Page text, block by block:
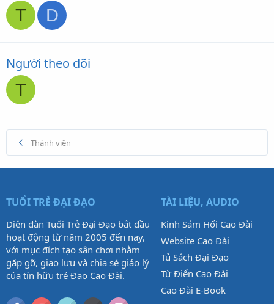
T D
Người theo dõi
T
Thành viên
TUỔI TRẺ ĐẠI ĐẠO
Diễn đàn Tuổi Trẻ Đại Đạo bắt đầu
hoạt động từ năm 2005 đến nay,
với mục đích tạo sân chơi nhằm
gặp gỡ, giao lưu và chia sẻ giáo lý
của tín hữu trẻ Đạo Cao Đài.
TÀI LIỆU, AUDIO
Kinh Sám Hối Cao Đài
Website Cao Đài
Tủ Sách Đại Đạo
Từ Điển Cao Đài
Cao Đài E-Book